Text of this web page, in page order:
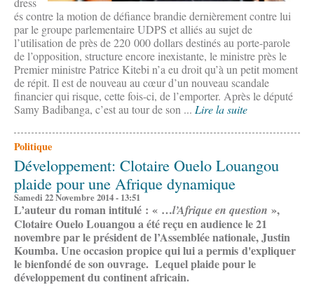
és contre la motion de défiance brandie dernièrement contre lui
par le groupe parlementaire UDPS et alliés au sujet de
l’utilisation de près de 220 000 dollars destinés au porte-parole
de l’opposition, structure encore inexistante, le ministre près le
Premier ministre Patrice Kitebi n’a eu droit qu’à un petit moment
de répit. Il est de nouveau au cœur d’un nouveau scandale
financier qui risque, cette fois-ci, de l’emporter. Après le député
Samy Badibanga, c’est au tour de son ... Lire la suite
Politique
Développement: Clotaire Ouelo Louangou
plaide pour une Afrique dynamique
Samedi 22 Novembre 2014 - 13:51
L’auteur du roman intitulé : « …l’Afrique en question »,
Clotaire Ouelo Louangou a été reçu en audience le 21
novembre par le président de l’Assemblée nationale, Justin
Koumba. Une occasion propice qui lui a permis d'expliquer
le bienfondé de son ouvrage. Lequel plaide pour le
développement du continent africain.